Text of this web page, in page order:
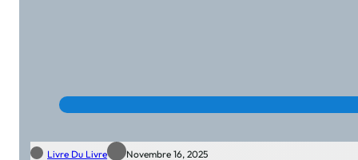
Livre Du Livre Novembre 16, 2025